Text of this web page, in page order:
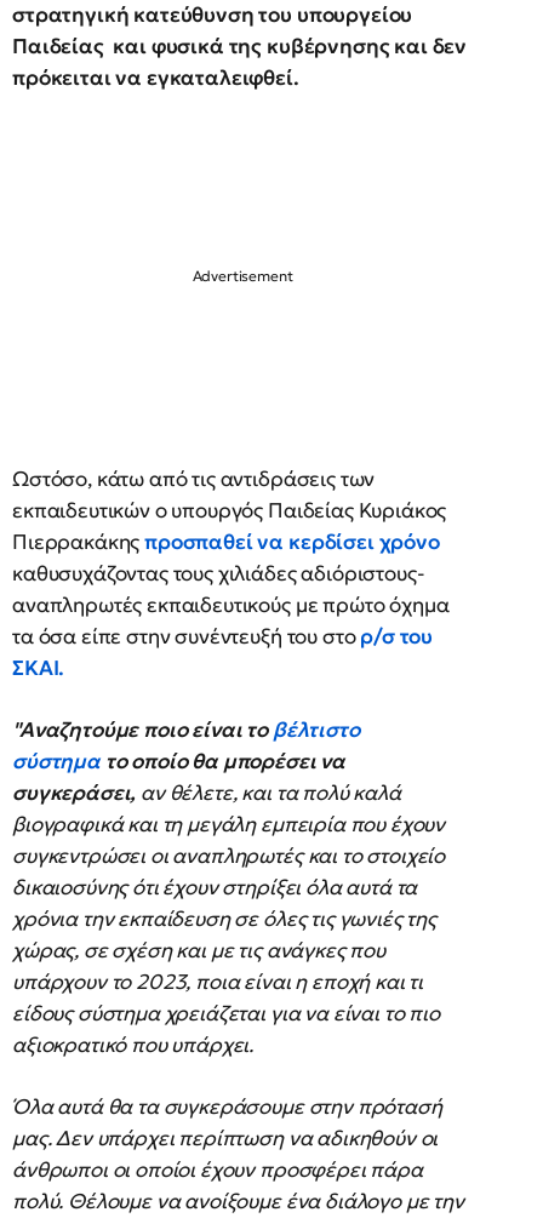
στρατηγική κατεύθυνση του υπουργείου
Παιδείας και φυσικά της κυβέρνησης και δεν
πρόκειται να εγκαταλειφθεί.
Ωστόσο, κάτω από τις αντιδράσεις των
εκπαιδευτικών ο υπουργός Παιδείας Κυριάκος
Πιερρακάκηςπροσπαθεί να κερδίσει χρόνο
καθυσυχάζοντας τους χιλιάδες αδιόριστους-
αναπληρωτές εκπαιδευτικούς με πρώτο όχημα
τα όσα είπε στην συνέντευξή του στορ/σ του
ΣΚΑΙ.
"Αναζητούμε ποιο είναι τοβέλτιστο
σύστηματο οποίο θα μπορέσει να
συγκεράσει, αν θέλετε, και τα πολύ καλά
βιογραφικά και τη μεγάλη εμπειρία που έχουν
συγκεντρώσει οι αναπληρωτές και το στοιχείο
δικαιοσύνης ότι έχουν στηρίξει όλα αυτά τα
χρόνια την εκπαίδευση σε όλες τις γωνιές της
χώρας, σε σχέση και με τις ανάγκες που
υπάρχουν το 2023, ποια είναι η εποχή και τι
είδους σύστημα χρειάζεται για να είναι το πιο
αξιοκρατικό που υπάρχει.
Όλα αυτά θα τα συγκεράσουμε στην πρότασή
μας. Δεν υπάρχει περίπτωση να αδικηθούν οι
άνθρωποι οι οποίοι έχουν προσφέρει πάρα
πολύ. Θέλουμε να ανοίξουμε ένα διάλογο με την